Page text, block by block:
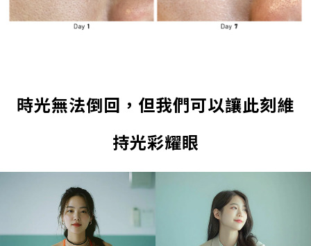
時光無法倒回，但我們可以讓此刻維
持光彩耀眼